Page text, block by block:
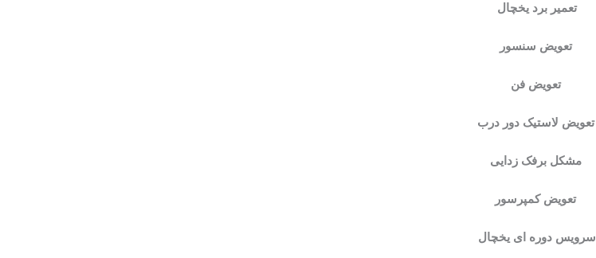
تعمیر برد یخچال
تعویض سنسور
تعویض فن
تعویض لاستیک دور درب
مشکل برفک زدایی
تعویض کمپرسور
سرویس دوره ای یخچال